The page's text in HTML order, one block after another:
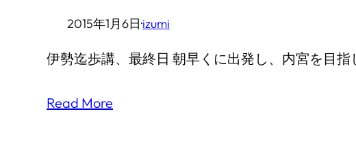
2015年1月6日·izumi
伊勢迄歩講、最終日 朝早くに出発し、内宮を目
Read More